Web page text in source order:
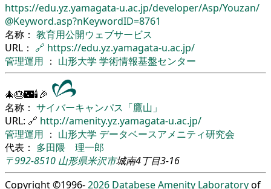
https://edu.yz.yamagata-u.ac.jp/developer/Asp/Youzan/
@Keyword.asp?nKeywordID=8761
名称： 教育用公開ウェブサービス
URL： 🔗 https://edu.yz.yamagata-u.ac.jp/
管理運用 ： 山形大学 学術情報基盤センター
🎄🎂🌃🕯🎉
名称： サイバーキャンパス「鷹山」
URL: 🔗 http://amenity.yz.yamagata-u.ac.jp/
管理運用 ： 山形大学 データベースアメニティ研究会
代表： 多田隈 理一郎
〒992-8510 山形県米沢市城南4丁目3-16
Copyright ©1996-2026 Databese Amenity Laboratoryof